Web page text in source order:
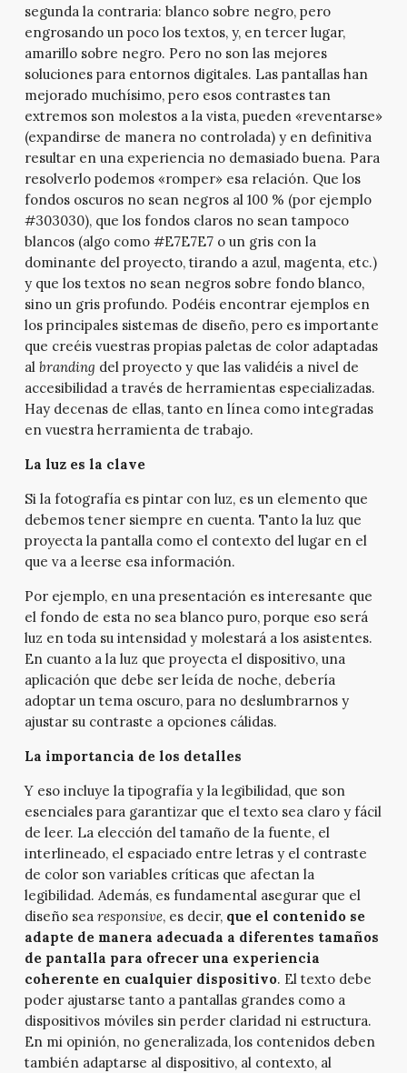
segunda la contraria: blanco sobre negro, pero
engrosando un poco los textos, y, en tercer lugar,
amarillo sobre negro. Pero no son las mejores
soluciones para entornos digitales. Las pantallas han
mejorado muchísimo, pero esos contrastes tan
extremos son molestos a la vista, pueden «reventarse»
(expandirse de manera no controlada) y en definitiva
resultar en una experiencia no demasiado buena. Para
resolverlo podemos «romper» esa relación. Que los
fondos oscuros no sean negros al 100 % (por ejemplo
#303030), que los fondos claros no sean tampoco
blancos (algo como #E7E7E7 o un gris con la
dominante del proyecto, tirando a azul, magenta, etc.)
y que los textos no sean negros sobre fondo blanco,
sino un gris profundo. Podéis encontrar ejemplos en
los principales sistemas de diseño, pero es importante
que creéis vuestras propias paletas de color adaptadas
al branding del proyecto y que las validéis a nivel de
accesibilidad a través de herramientas especializadas.
Hay decenas de ellas, tanto en línea como integradas
en vuestra herramienta de trabajo.
La luz es la clave
Si la fotografía es pintar con luz, es un elemento que
debemos tener siempre en cuenta. Tanto la luz que
proyecta la pantalla como el contexto del lugar en el
que va a leerse esa información.
Por ejemplo, en una presentación es interesante que
el fondo de esta no sea blanco puro, porque eso será
luz en toda su intensidad y molestará a los asistentes.
En cuanto a la luz que proyecta el dispositivo, una
aplicación que debe ser leída de noche, debería
adoptar un tema oscuro, para no deslumbrarnos y
ajustar su contraste a opciones cálidas.
La importancia de los detalles
Y eso incluye la tipografía y la legibilidad, que son
esenciales para garantizar que el texto sea claro y fácil
de leer. La elección del tamaño de la fuente, el
interlineado, el espaciado entre letras y el contraste
de color son variables críticas que afectan la
legibilidad. Además, es fundamental asegurar que el
diseño sea responsive, es decir, que el contenido se
adapte de manera adecuada a diferentes tamaños
de pantalla para ofrecer una experiencia
coherente en cualquier dispositivo. El texto debe
poder ajustarse tanto a pantallas grandes como a
dispositivos móviles sin perder claridad ni estructura.
En mi opinión, no generalizada, los contenidos deben
también adaptarse al dispositivo, al contexto, al